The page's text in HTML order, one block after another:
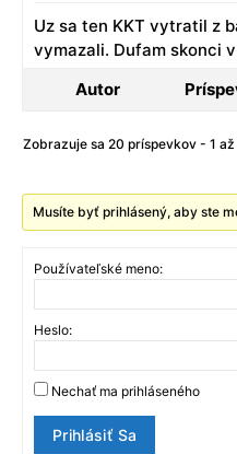
Uz sa ten KKT vytratil z
vymazali. Dufam skonci
Autor
Zobrazuje sa 20 príspevkov - 1
Musíte byť prihlásený, aby ste
Používateľské meno:
Heslo:
Nechať ma prihláseného
Prihlásiť Sa